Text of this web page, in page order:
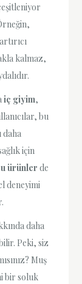
kalmaz,
iç giyim,
bu
için
ürünler de
deneyimi
daha
Peki, siz
Muş
bir soluk